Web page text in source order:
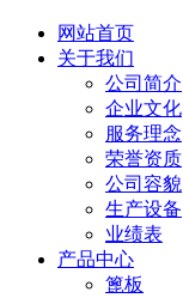
网站首页
关于我们
公司简介
企业文化
服务理念
荣誉资质
公司容貌
生产设备
业绩表
产品中心
篦板